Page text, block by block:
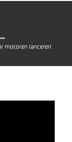
motoren lanceren